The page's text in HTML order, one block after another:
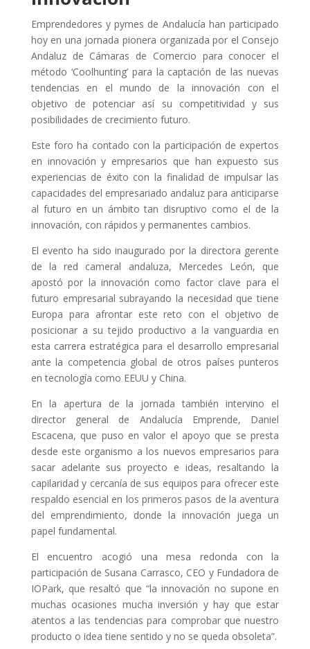
Emprendedores y pymes de Andalucía han participado
hoy en una jornada pionera organizada por el Consejo
Andaluz de Cámaras de Comercio para conocer el
método ‘Coolhunting’ para la captación de las nuevas
tendencias en el mundo de la innovación con el
objetivo de potenciar así su competitividad y sus
posibilidades de crecimiento futuro.
Este foro ha contado con la participación de expertos
en innovación y empresarios que han expuesto sus
experiencias de éxito con la finalidad de impulsar las
capacidades del empresariado andaluz para anticiparse
al futuro en un ámbito tan disruptivo como el de la
innovación, con rápidos y permanentes cambios.
El evento ha sido inaugurado por la directora gerente
de la red cameral andaluza, Mercedes León, que
apostó por la innovación como factor clave para el
futuro empresarial subrayando la necesidad que tiene
Europa para afrontar este reto con el objetivo de
posicionar a su tejido productivo a la vanguardia en
esta carrera estratégica para el desarrollo empresarial
ante la competencia global de otros países punteros
en tecnología como EEUU y China.
En la apertura de la jornada también intervino el
director general de Andalucía Emprende, Daniel
Escacena, que puso en valor el apoyo que se presta
desde este organismo a los nuevos empresarios para
sacar adelante sus proyecto e ideas, resaltando la
capilaridad y cercanía de sus equipos para ofrecer este
respaldo esencial en los primeros pasos de la aventura
del emprendimiento, donde la innovación juega un
papel fundamental.
El encuentro acogió una mesa redonda con la
participación de Susana Carrasco, CEO y Fundadora de
IOPark, que resaltó que “la innovación no supone en
muchas ocasiones mucha inversión y hay que estar
atentos a las tendencias para comprobar que nuestro
producto o idea tiene sentido y no se queda obsoleta”.